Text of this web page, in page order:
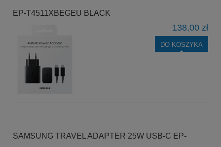
EP-T4511XBEGEU BLACK
138,00 zł
DO KOSZYKA
SAMSUNG TRAVEL ADAPTER 25W USB-C EP-